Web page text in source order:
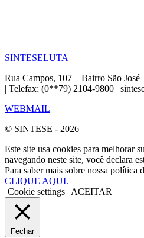
SINTESELUTA
Rua Campos, 107 – Bairro São
| Telefax: (0**79) 2104-9800 |
WEBMAIL
© SINTESE - 2026
Este site usa cookies para melhorar
navegando neste site, você declara
Para saber mais sobre nossa política
CLIQUE AQUI.
Cookie settings
ACEITAR
Fechar